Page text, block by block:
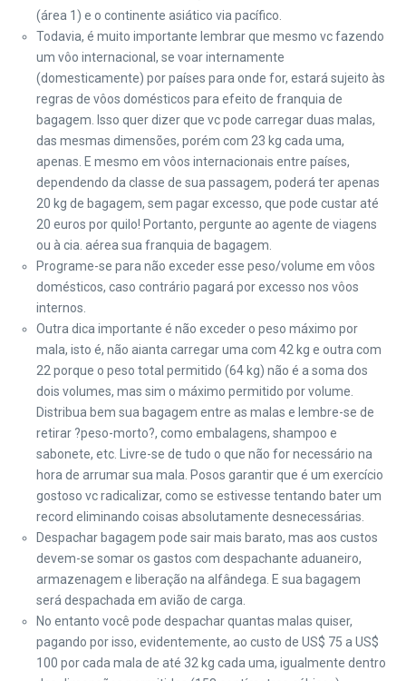
(área 1) e o continente asiático via pacífico.
Todavia, é muito importante lembrar que mesmo vc fazendo
um vôo internacional, se voar internamente
(domesticamente) por países para onde for, estará sujeito às
regras de vôos domésticos para efeito de franquia de
bagagem. Isso quer dizer que vc pode carregar duas malas,
das mesmas dimensões, porém com 23 kg cada uma,
apenas. E mesmo em vôos internacionais entre países,
dependendo da classe de sua passagem, poderá ter apenas
20 kg de bagagem, sem pagar excesso, que pode custar até
20 euros por quilo! Portanto, pergunte ao agente de viagens
ou à cia. aérea sua franquia de bagagem.
Programe-se para não exceder esse peso/volume em vôos
domésticos, caso contrário pagará por excesso nos vôos
internos.
Outra dica importante é não exceder o peso máximo por
mala, isto é, não aianta carregar uma com 42 kg e outra com
22 porque o peso total permitido (64 kg) não é a soma dos
dois volumes, mas sim o máximo permitido por volume.
Distribua bem sua bagagem entre as malas e lembre-se de
retirar ?peso-morto?, como embalagens, shampoo e
sabonete, etc. Livre-se de tudo o que não for necessário na
hora de arrumar sua mala. Posos garantir que é um exercício
gostoso vc radicalizar, como se estivesse tentando bater um
record eliminando coisas absolutamente desnecessárias.
Despachar bagagem pode sair mais barato, mas aos custos
devem-se somar os gastos com despachante aduaneiro,
armazenagem e liberação na alfândega. E sua bagagem
será despachada em avião de carga.
No entanto você pode despachar quantas malas quiser,
pagando por isso, evidentemente, ao custo de US$ 75 a US$
100 por cada mala de até 32 kg cada uma, igualmente dentro